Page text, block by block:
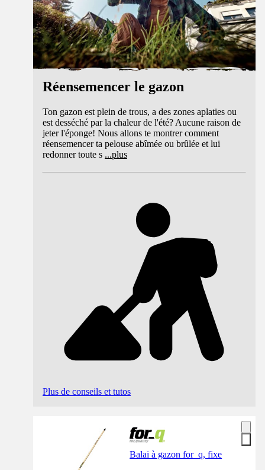
Réensemencer le gazon
Ton gazon est plein de trous, a des zones aplaties ou
est desséché par la chaleur de l'été? Aucune raison de
jeter l'éponge! Nous allons te montrer comment
réensemencer ta pelouse abîmée ou brûlée et lui
redonner toute s ...plus
Plus de conseils et tutos
Balai à gazon for_q, fixe